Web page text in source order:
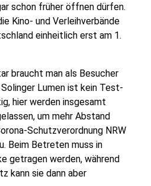
schon früher öffnen dürfen.
Kino- und Verleihverbände
einheitlich erst am 1.
braucht man als Besucher
Lumen ist kein Test-
hier werden insgesamt
um mehr Abstand
Schutzverordnung NRW
Beim Betreten muss in
getragen werden, während
kann sie dann aber